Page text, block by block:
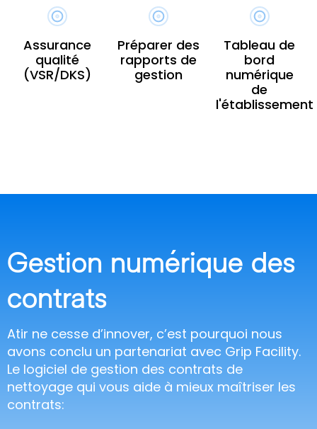
Assurance
qualité
(VSR/DKS)
Préparer des
rapports de
gestion
Tableau de
bord
numérique
de
l'établissement
Gestion numérique des
contrats
Atir ne cesse d’innover, c’est pourquoi nous
avons conclu un partenariat avec Grip Facility.
Le logiciel de gestion des contrats de
nettoyage qui vous aide à mieux maîtriser les
contrats: